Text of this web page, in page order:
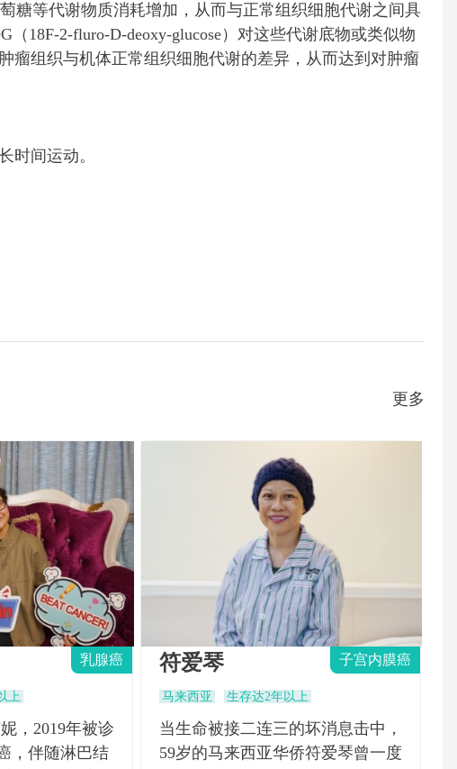
肺癌
生存达1年以上
莱妮
马来西亚 生存达5年以上
糖等代谢物质消耗增加，从而与正常组织细胞代谢之间具
18F-2-fluro-D-deoxy-glucose）对这些代谢底物或类似物
瘤组织与机体正常组织细胞代谢的差异，从而达到对肿瘤
时间运动。
更多
乳腺癌
上
，2019年被诊
，伴随淋巴结
符爱琴 子宫内膜癌
马来西亚 生存达2年以上
当生命被接二连三的坏消息击中，
59岁的马来西亚华侨符爱琴曾一度